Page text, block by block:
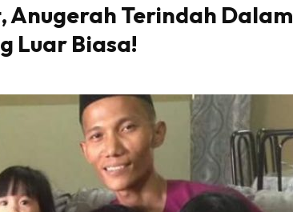
Anugerah Terindah Dalam
Luar Biasa!